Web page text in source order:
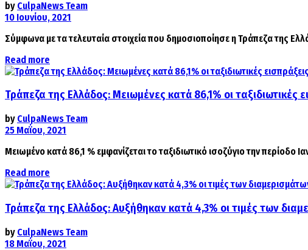
by CulpaNews Team
10 Ιουνίου, 2021
Σύμφωνα με τα τελευταία στοιχεία που δημοσιοποίησε η Τράπεζα της
Read more
Τράπεζα της Ελλάδος: Μειωμένες κατά 86,1% οι ταξιδιωτικές
by CulpaNews Team
25 Μαΐου, 2021
Μειωμένο κατά 86,1 % εμφανίζεται το ταξιδιωτικό ισοζύγιο την
Read more
Τράπεζα της Ελλάδος: Αυξήθηκαν κατά 4,3% οι τιμές των
by CulpaNews Team
18 Μαΐου, 2021